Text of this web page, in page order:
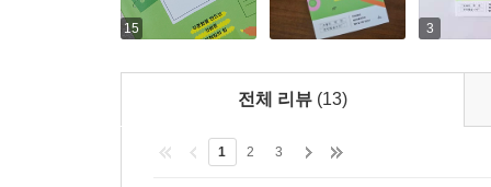
15 3
전체 리뷰 (13)
1 2 3